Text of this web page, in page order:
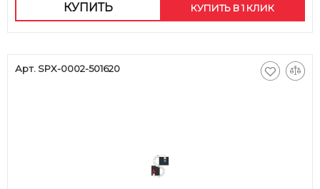
КУПИТЬ КУПИТЬ В 1 КЛИК
Арт. SPX-0002-501620